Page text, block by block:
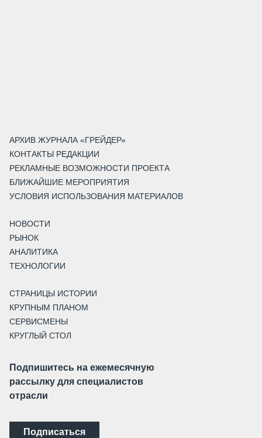
АРХИВ ЖУРНАЛА «ГРЕЙДЕР»
КОНТАКТЫ РЕДАКЦИИ
РЕКЛАМНЫЕ ВОЗМОЖНОСТИ ПРОЕКТА
БЛИЖАЙШИЕ МЕРОПРИЯТИЯ
УСЛОВИЯ ИСПОЛЬЗОВАНИЯ МАТЕРИАЛОВ
НОВОСТИ
РЫНОК
АНАЛИТИКА
ТЕХНОЛОГИИ
СТРАНИЦЫ ИСТОРИИ
КРУПНЫМ ПЛАНОМ
СЕРВИСМЕНЫ
КРУГЛЫЙ СТОЛ
Подпишитесь на ежемесячную
рассылку для специалистов
отрасли
Подписаться